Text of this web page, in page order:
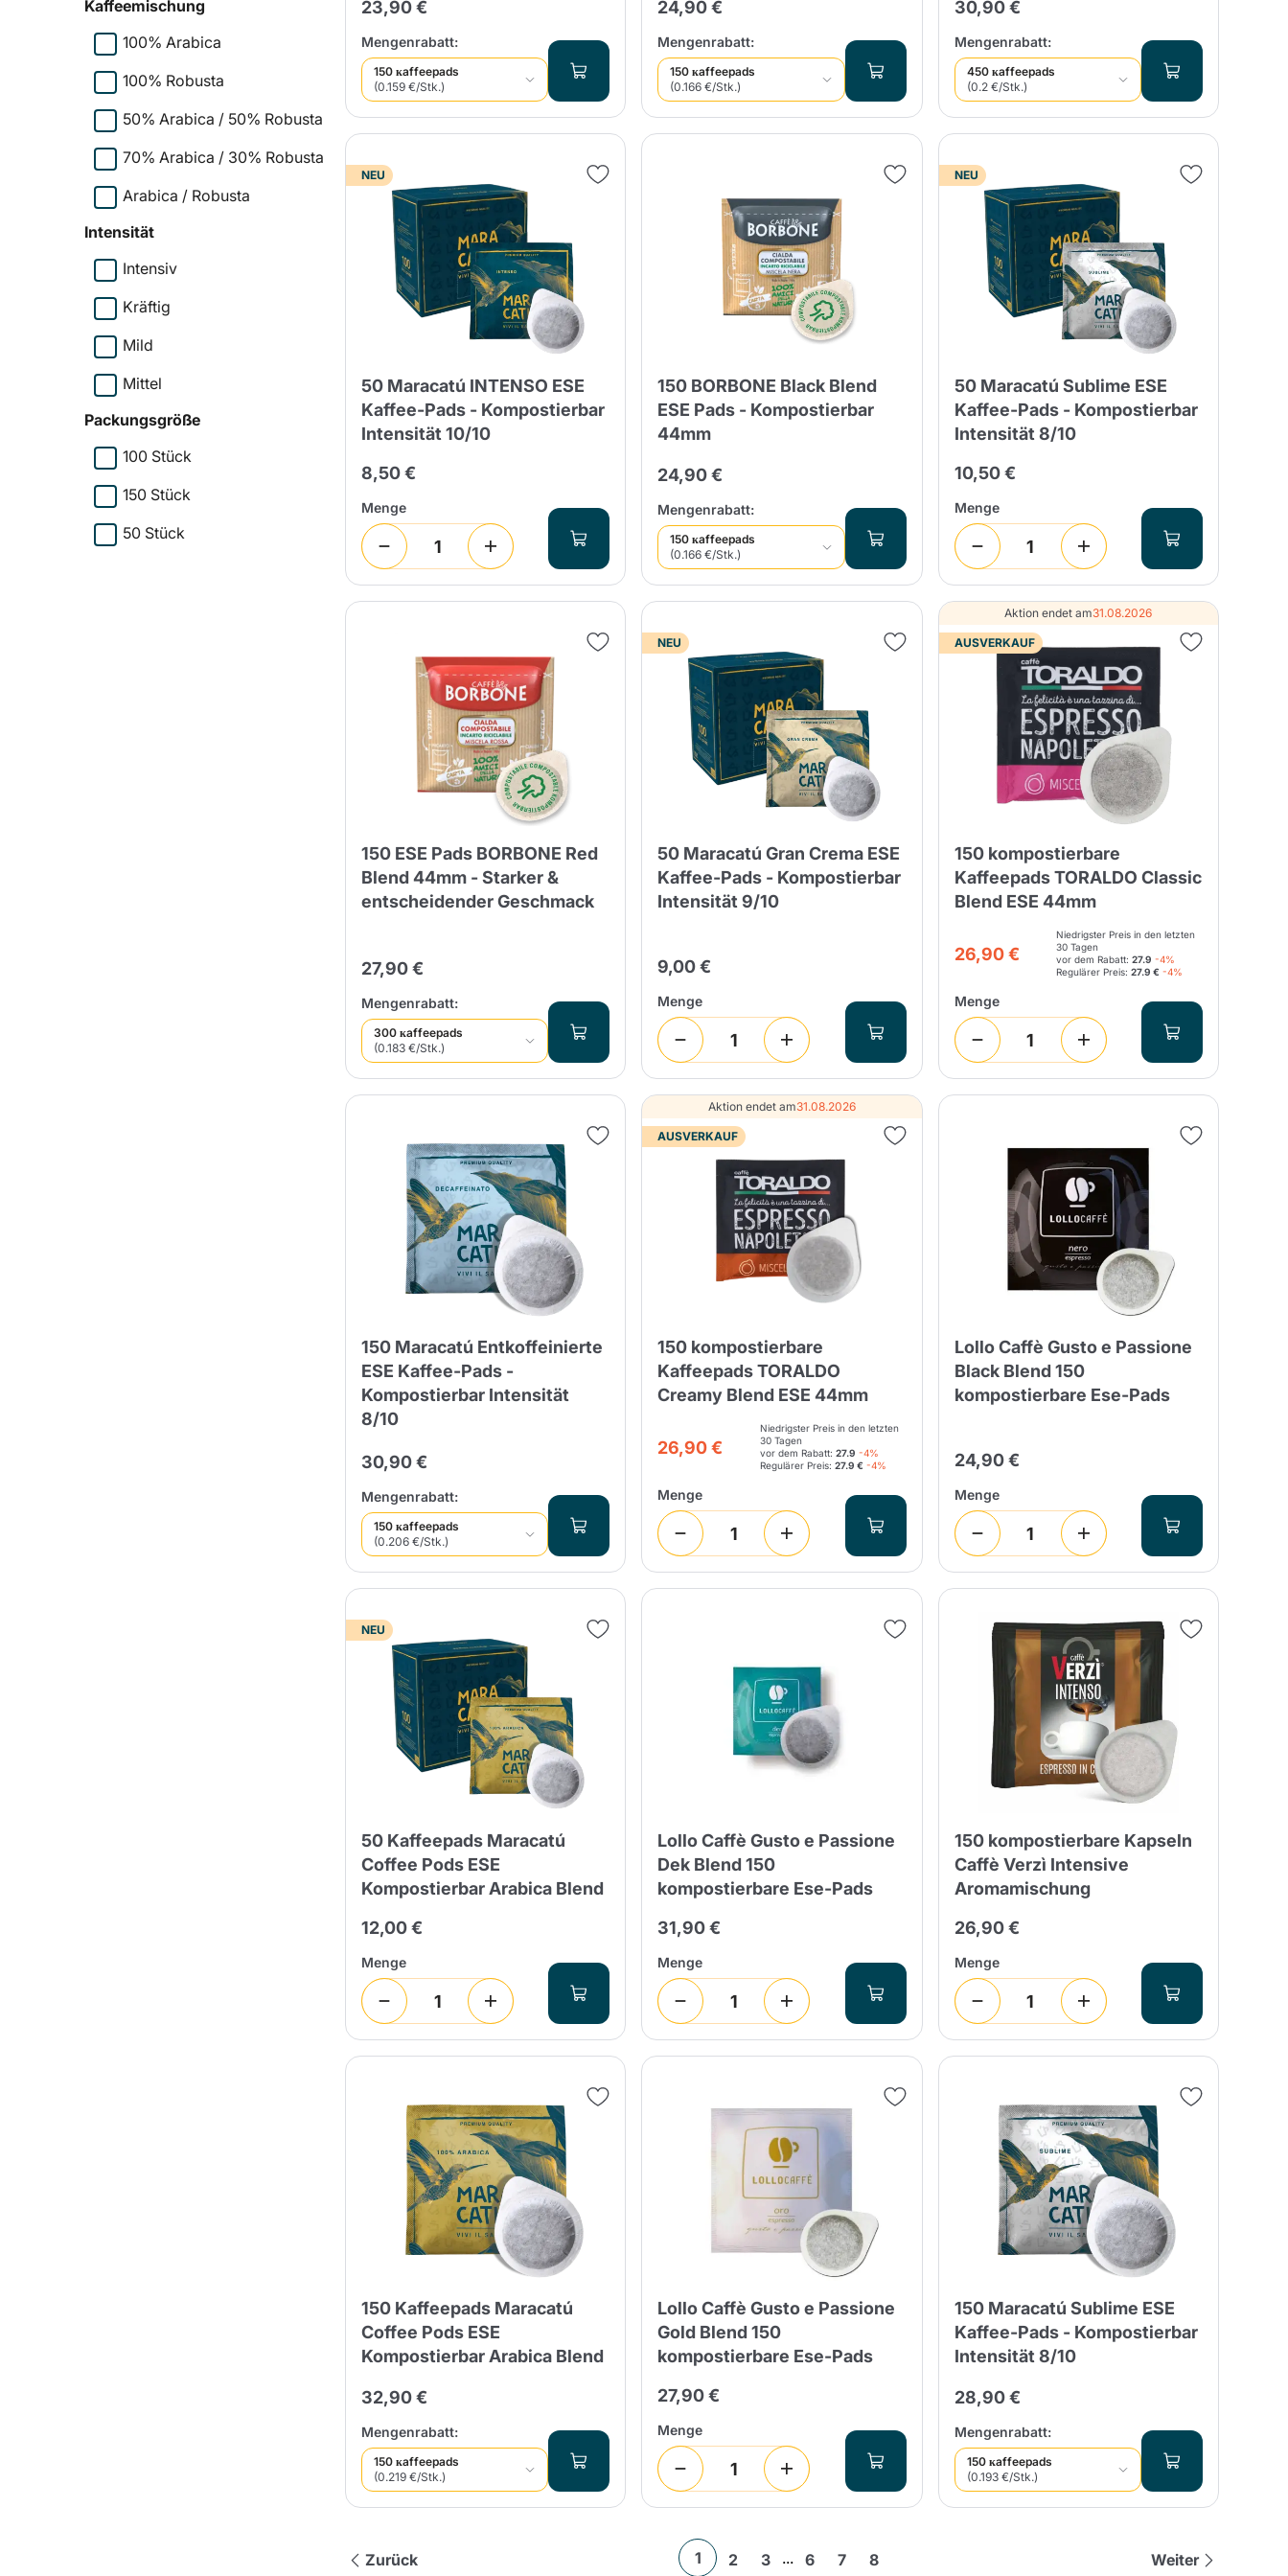
Kaffeemischung
100% Arabica
100% Robusta
50% Arabica / 50% Robusta
70% Arabica / 30% Robusta
Arabica / Robusta
Intensität
Intensiv
Kräftig
Mild
Mittel
Packungsgröße
100 Stück
150 Stück
50 Stück
23,90 €
Mengenrabatt:
150 кaffeepads
(0.159 €/Stk.)
24,90 €
Mengenrabatt:
150 кaffeepads
(0.166 €/Stk.)
30,90 €
Mengenrabatt:
450 кaffeepads
(0.2 €/Stk.)
NEU
50 Maracatú INTENSO ESE
Kaffee-Pads - Kompostierbar
Intensität 10/10
8,50 €
Menge
150 BORBONE Black Blend
ESE Pads - Kompostierbar
44mm
24,90 €
Mengenrabatt:
150 кaffeepads
(0.166 €/Stk.)
NEU
50 Maracatú Sublime ESE
Kaffee-Pads - Kompostierbar
Intensität 8/10
10,50 €
Menge
150 ESE Pads BORBONE Red
Blend 44mm - Starker &
entscheidender Geschmack
27,90 €
Mengenrabatt:
300 кaffeepads
(0.183 €/Stk.)
NEU
50 Maracatú Gran Crema ESE
Kaffee-Pads - Kompostierbar
Intensität 9/10
9,00 €
Menge
Aktion endet am31.08.2026
AUSVERKAUF
150 kompostierbare
Kaffeepads TORALDO Classic
Blend ESE 44mm
26,90 €
Niedrigster Preis in den letzten
30 Tagen
vor dem Rabatt: 27.9 -4%
Regulärer Preis: 27.9 € -4%
Menge
150 Maracatú Entkoffeinierte
ESE Kaffee-Pads -
Kompostierbar Intensität
8/10
30,90 €
Mengenrabatt:
150 кaffeepads
(0.206 €/Stk.)
Aktion endet am31.08.2026
AUSVERKAUF
150 kompostierbare
Kaffeepads TORALDO
Creamy Blend ESE 44mm
26,90 €
Niedrigster Preis in den letzten
30 Tagen
vor dem Rabatt: 27.9 -4%
Regulärer Preis: 27.9 € -4%
Menge
Lollo Caffè Gusto e Passione
Black Blend 150
kompostierbare Ese-Pads
24,90 €
Menge
NEU
50 Kaffeepads Maracatú
Coffee Pods ESE
Kompostierbar Arabica Blend
12,00 €
Menge
Lollo Caffè Gusto e Passione
Dek Blend 150
kompostierbare Ese-Pads
31,90 €
Menge
150 kompostierbare Kapseln
Caffè Verzì Intensive
Aromamischung
26,90 €
Menge
150 Kaffeepads Maracatú
Coffee Pods ESE
Kompostierbar Arabica Blend
32,90 €
Mengenrabatt:
150 кaffeepads
(0.219 €/Stk.)
Lollo Caffè Gusto e Passione
Gold Blend 150
kompostierbare Ese-Pads
27,90 €
Menge
150 Maracatú Sublime ESE
Kaffee-Pads - Kompostierbar
Intensität 8/10
28,90 €
Mengenrabatt:
150 кaffeepads
(0.193 €/Stk.)
Zurück 1 2 3 ... 6 7 8 Weiter
Produkt erfolgreich in den Warenkorb
gelegt
Einkauf fortsetzen
Einkauf fortsetzen Mindestmenge hinzufügen
Senden